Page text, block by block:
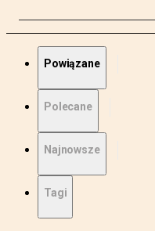
Powiązane
Polecane
Najnowsze
Tagi